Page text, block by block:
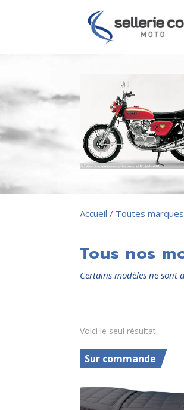
Accueil / Toutes marques
Tous nos
Certains modèles ne sont
Voici le seul résultat
Sur commande